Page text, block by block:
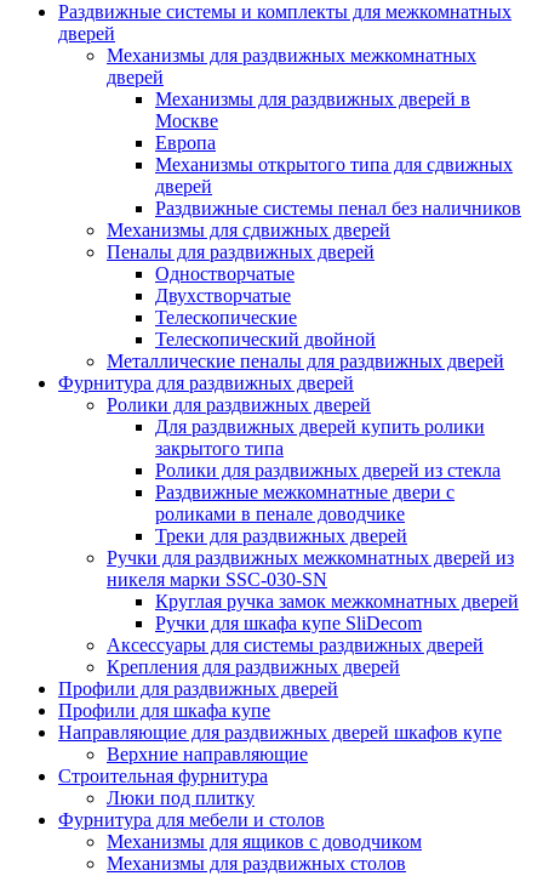
Раздвижные системы и комплекты для межкомнатных
дверей
Механизмы для раздвижных межкомнатных
дверей
Механизмы для раздвижных дверей в
Москве
Европа
Механизмы открытого типа для сдвижных
дверей
Раздвижные системы пенал без наличников
Механизмы для сдвижных дверей
Пеналы для раздвижных дверей
Одностворчатые
Двухстворчатые
Телескопические
Телескопический двойной
Металлические пеналы для раздвижных дверей
Фурнитура для раздвижных дверей
Ролики для раздвижных дверей
Для раздвижных дверей купить ролики
закрытого типа
Ролики для раздвижных дверей из стекла
Раздвижные межкомнатные двери с
роликами в пенале доводчике
Треки для раздвижных дверей
Ручки для раздвижных межкомнатных дверей из
никеля марки SSC-030-SN
Круглая ручка замок межкомнатных дверей
Ручки для шкафа купе SliDecom
Аксессуары для системы раздвижных дверей
Крепления для раздвижных дверей
Профили для раздвижных дверей
Профили для шкафа купе
Направляющие для раздвижных дверей шкафов купе
Верхние направляющие
Строительная фурнитура
Люки под плитку
Фурнитура для мебели и столов
Механизмы для ящиков с доводчиком
Механизмы для раздвижных столов